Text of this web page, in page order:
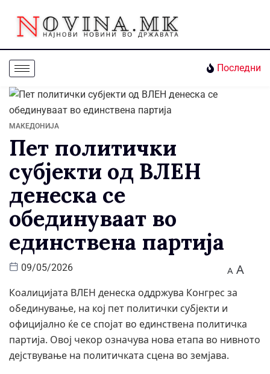
Последни
МАКЕДОНИЈА
Пет политички
субјекти од ВЛЕН
денеска се
обединуваат во
единствена партија
09/05/2026 A A
Коалицијата ВЛЕН денеска оддржува Конгрес за
обединување, на кој пет политички субјекти и
официјално ќе се спојат во единствена политичка
партија. Овој чекор означува нова етапа во нивното
дејствување на политичката сцена во земјава.